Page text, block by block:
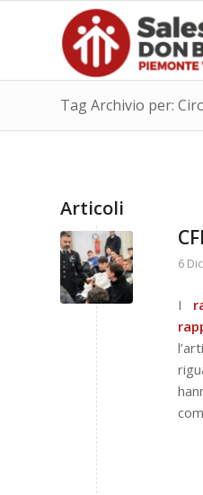
Tag Archivio per:
Articoli
6
I